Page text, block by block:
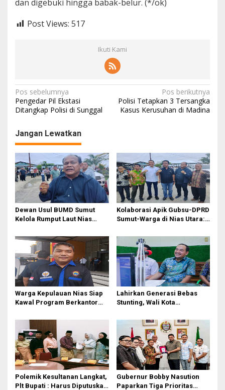
dan digebuki hingga babak-belur. (*/ok)
Post Views: 517
Ikuti Kami
N
a
i
g
a
s
i
p
o
s
Pos sebelumnya
Pengedar Pil Ekstasi
Ditangkap Polisi di Sunggal
Pos berikutnya
Polisi Tetapkan 3 Tersangka
Kasus Kerusuhan di Madina
Jangan Lewatkan
Dewan Usul BUMD Sumut
Kelola Rumput Laut Nias
Kolaborasi Apik Gubsu-DPRD
Sumut-Warga di Nias Utara:
Akhirnya Diperbaiki
Warga Kepulauan Nias Siap
Kawal Program Berkantor
Lahirkan Generasi Bebas
Stunting, Wali Kota
Optimalisasi SP3 Catin
Polemik Kesultanan Langkat,
Plt Bupati : Harus Diputuskan
Gubernur Bobby Nasution
Paparkan Tiga Prioritas